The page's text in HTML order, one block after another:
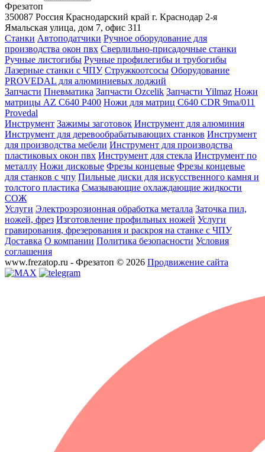
Фрезатоп
350087 Россия Краснодарский край г. Краснодар 2-я
Ямальская улица, дом 7, офис 311
Станки Автоподатчики Ручное оборудование для
производства окон пвх Сверлильно-присадочные станки
Ручные листогибы Ручные профилегибы и трубогибы
Лазерные станки с ЧПУ Стружкоотсосы Оборудование
PROVEDAL для алюминиевых лоджий
Запчасти Пневматика Запчасти Ozcelik Запчасти Yilmaz Ножи
матрицы AZ C640 P400 Ножи для матриц C640 CDR 9ma/011
Provedal
Инструмент Зажимы заготовок Инструмент для алюминия
Инструмент для деревообрабатывающих станков Инструмент
для производства мебели Инструмент для производства
пластиковых окон пвх Инструмент для стекла Инструмент по
металлу Ножи дисковые Фрезы концевые Фрезы концевые
для станков с чпу Пильные диски для искусственного камня и
толстого пластика Смазывающие охлаждающие жидкости
СОЖ
Услуги Электроэрозионная обработка металла Заточка пил,
ножей, фрез Изготовление профильных ножей Услуги
гравирования, фрезерования и раскроя на станке с ЧПУ
Доставка О компании Политика безопасности Условия
соглашения
www.frezatop.ru - Фрезатоп © 2026 Продвижение сайта